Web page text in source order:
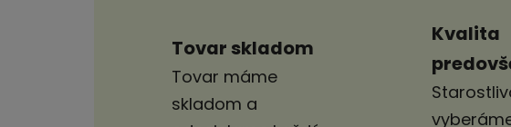
Tovar skladom
Tovar máme
skladom a
Kvalita